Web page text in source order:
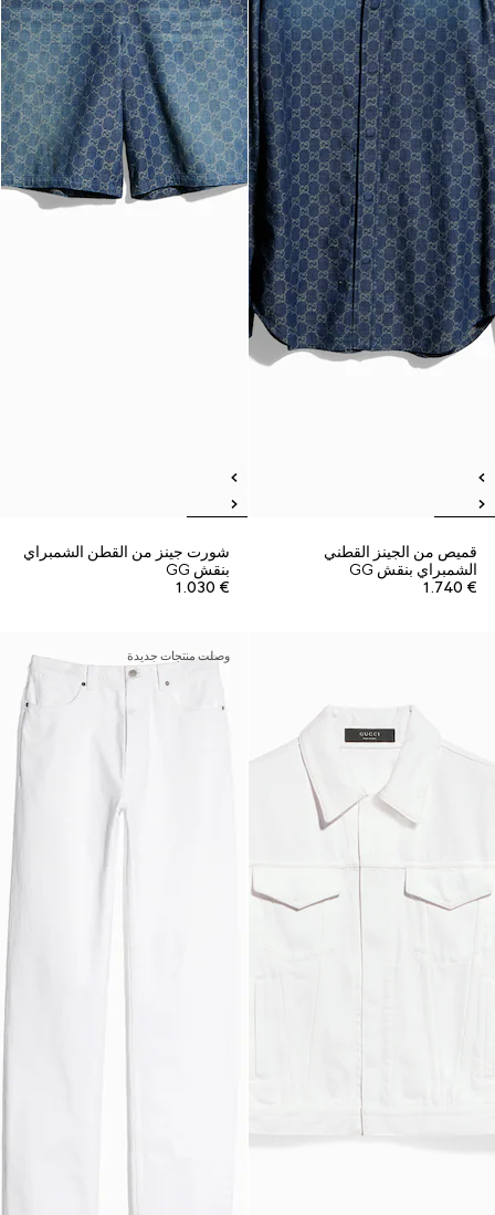
قميص من الجينز القطني
الشمبراي بنقش GG
€ 1.740
شورت جينز من القطن الشمبراي
بنقش GG
€ 1.030
وصلت منتجات جديدة